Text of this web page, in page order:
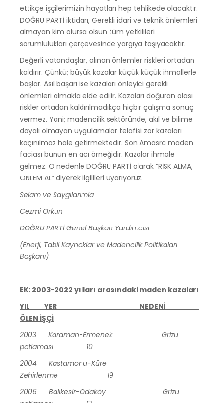
ettikçe işçilerimizin hayatları hep tehlikede olacaktır.
DOĞRU PARTİ iktidarı, Gerekli idari ve teknik önlemleri
almayan kim olursa olsun tüm yetkilileri
sorumlulukları çerçevesinde yargıya taşıyacaktır.
Değerli vatandaşlar, alınan önlemler riskleri ortadan
kaldırır. Çünkü; büyük kazalar küçük küçük ihmallerle
başlar. Asıl başarı ise kazaları önleyici gerekli
önlemleri almakla elde edilir. Kazaları doğuran olası
riskler ortadan kaldırılmadıkça hiçbir çalışma sonuç
vermez. Yani; madencilik sektöründe, akıl ve bilime
dayalı olmayan uygulamalar telafisi zor kazaları
kaçınılmaz hale getirmektedir. Son Amasra maden
faciası bunun en acı örneğidir. Kazalar ihmale
gelmez. O nedenle DOĞRU PARTİ olarak “RİSK ALMA,
ÖNLEM AL” diyerek ilgilileri uyarıyoruz.
Selam ve Saygılarımla
Cezmi Orkun
DOĞRU PARTİ Genel Başkan Yardımcısı
(Enerji, Tabii Kaynaklar ve Madencilik Politikaları
Başkanı)
EK: 2003-2022 yılları arasındaki maden kazaları
YIL YER NEDENİ
ÖLEN İŞÇİ
2003 Karaman-Ermenek Grizu
patlaması 10
2004 Kastamonu-Küre
Zehirlenme 19
2006 Balıkesir-Odaköy Grizu